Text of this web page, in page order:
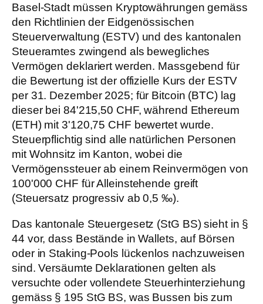
Basel-Stadt müssen Kryptowährungen gemäss
den Richtlinien der Eidgenössischen
Steuerverwaltung (ESTV) und des kantonalen
Steueramtes zwingend als bewegliches
Vermögen deklariert werden. Massgebend für
die Bewertung ist der offizielle Kurs der ESTV
per 31. Dezember 2025; für Bitcoin (BTC) lag
dieser bei 84'215,50 CHF, während Ethereum
(ETH) mit 3'120,75 CHF bewertet wurde.
Steuerpflichtig sind alle natürlichen Personen
mit Wohnsitz im Kanton, wobei die
Vermögenssteuer ab einem Reinvermögen von
100'000 CHF für Alleinstehende greift
(Steuersatz progressiv ab 0,5 ‰).
Das kantonale Steuergesetz (StG BS) sieht in §
44 vor, dass Bestände in Wallets, auf Börsen
oder in Staking-Pools lückenlos nachzuweisen
sind. Versäumte Deklarationen gelten als
versuchte oder vollendete Steuerhinterziehung
gemäss § 195 StG BS, was Bussen bis zum